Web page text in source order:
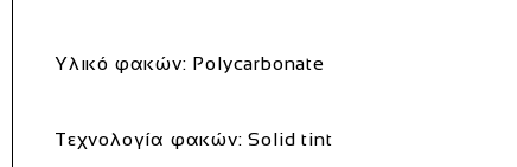
Υλικό φακών: Polycarbonate
Τεχνολογία φακών: Solid tint